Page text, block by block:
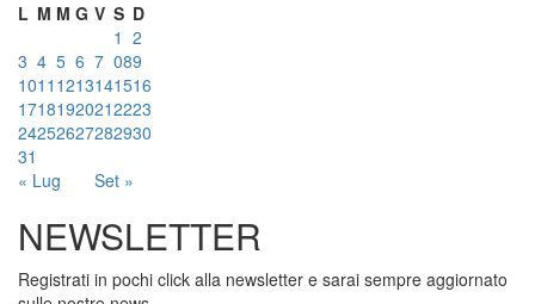
L M M G V S D
« Lug Set »
1 2
3 4 5 6 7 089
1011 1213141516
17181920212223
24252627282930
31
NEWSLETTER
Registrati in pochi click alla newsletter e sarai sempre aggiornato